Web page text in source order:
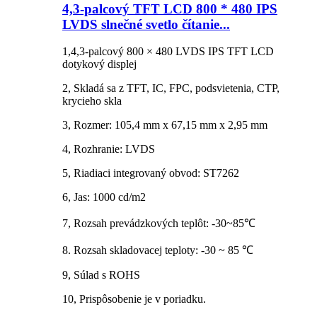
4,3-palcový TFT LCD 800 * 480 IPS
LVDS slnečné svetlo čítanie...
1,4,3-palcový 800 × 480 LVDS IPS TFT LCD
dotykový displej
2, Skladá sa z TFT, IC, FPC, podsvietenia, CTP,
krycieho skla
3, Rozmer: 105,4 mm x 67,15 mm x 2,95 mm
4, Rozhranie: LVDS
5, Riadiaci integrovaný obvod: ST7262
6, Jas: 1000 cd/m2
7, Rozsah prevádzkových teplôt: -30~85℃
8. Rozsah skladovacej teploty: -30 ~ 85 ℃
9, Súlad s ROHS
10, Prispôsobenie je v poriadku.